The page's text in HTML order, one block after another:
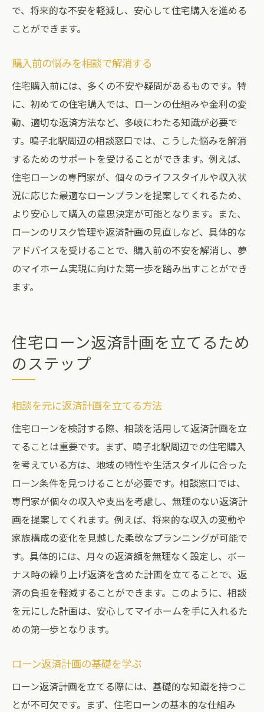
で、将来的な不安を軽減し、安心して住宅購入を進める
ことができます。
購入前の悩みを相談で解消する
住宅購入前には、多くの不安や疑問があるものです。特
に、初めての住宅購入では、ローンの仕組みや金利の変
動、適切な返済方法など、多岐にわたる知識が必要で
す。鳴子北駅周辺の相談窓口では、こうした悩みを解消
するためのサポートを受けることができます。例えば、
住宅ローンの専門家が、個々のライフスタイルや収入状
況に応じた最適なローンプランを提案してくれるため、
より安心して購入の意思決定が可能となります。また、
ローンのリスク管理や返済計画の見直しなど、具体的な
アドバイスを受けることで、購入前の不安を解消し、夢
のマイホーム実現に向けた第一歩を踏み出すことができ
ます。
住宅ローン返済計画を立てるため
のステップ
相談を元に返済計画を立てる方法
住宅ローンを検討する際、相談を活用して返済計画を立
てることは重要です。まず、鳴子北駅周辺での住宅購入
を考えている方は、地域の特性や生活スタイルに合った
ローン条件を見つけることが必要です。相談窓口では、
専門家が個々の収入や支出を考慮し、無理のない返済計
画を提案してくれます。例えば、将来的な収入の変動や
家族構成の変化を見越した柔軟なプランニングが可能で
す。具体的には、月々の返済額を無理なく設定し、ボー
ナス時の繰り上げ返済を含めた計画を立てることで、返
済の負担を軽減することができます。このように、相談
を元にした計画は、安心してマイホームを手に入れるた
めの第一歩となります。
ローン返済計画の基礎を学ぶ
ローン返済計画を立てる際には、基礎的な知識を持つこ
とが不可欠です。まず、住宅ローンの基本的な仕組み